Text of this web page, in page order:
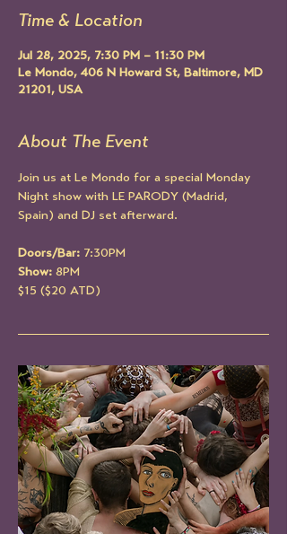
Time & Location
Jul 28, 2025, 7:30 PM – 11:30 PM
Le Mondo, 406 N Howard St, Baltimore, MD
21201, USA
About The Event
Join us at Le Mondo for a special Monday
Night show with LE PARODY (Madrid,
Spain) and DJ set afterward.
Doors/Bar: 7:30PM
Show: 8PM
$15 ($20 ATD)